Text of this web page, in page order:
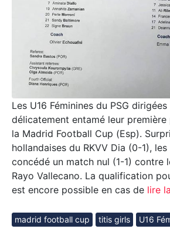
Les U16 Féminines du PSG
délicatement entamé leur
la Madrid Football Cup (Esp).
hollandaises du RKVV Dia (0-1),
concédé un match nul (1-1) contre
Rayo Vallecano. La qualification
est encore possible en cas de lire
madrid football cup titis girls U16